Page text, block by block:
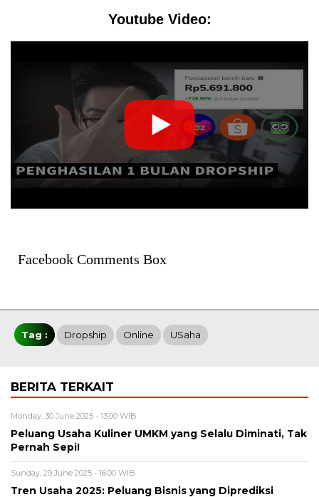
Youtube Video:
Facebook Comments Box
Tag : Dropship Online USaha
BERITA TERKAIT
Monday, 30 June 2025 - 13:00 WIB
Peluang Usaha Kuliner UMKM yang Selalu Diminati, Tak
Pernah Sepi!
Sunday, 29 June 2025 - 16:00 WIB
Tren Usaha 2025: Peluang Bisnis yang Diprediksi